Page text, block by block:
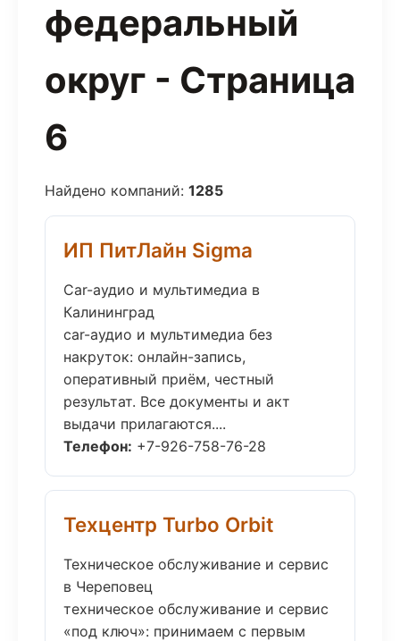
федеральный
округ - Страница
6
Найдено компаний: 1285
ИП ПитЛайн Sigma
Car-аудио и мультимедиа в
Калининград
car-аудио и мультимедиа без
накруток: онлайн-запись,
оперативный приём, честный
результат. Все документы и акт
выдачи прилагаются....
Телефон: +7-926-758-76-28
Техцентр Turbo Orbit
Техническое обслуживание и сервис
в Череповец
техническое обслуживание и сервис
«под ключ»: принимаем с первым